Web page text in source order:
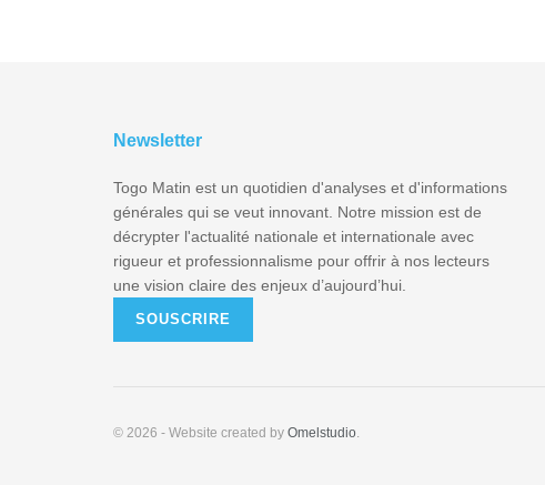
Newsletter
Togo Matin est un quotidien d'analyses et d'informations
générales qui se veut innovant. Notre mission est de
décrypter l'actualité nationale et internationale avec
rigueur et professionnalisme pour offrir à nos lecteurs
une vision claire des enjeux d’aujourd’hui.
SOUSCRIRE
© 2026 - Website created by Omelstudio